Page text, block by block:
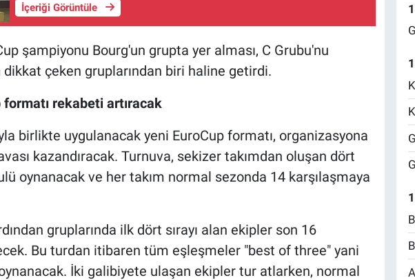
İçeriği Görüntüle
şampiyonu Bourg'un grupta yer alması, C Grubu'nu
çeken gruplarından biri haline getirdi.
rekabeti artıracak
birlikte uygulanacak yeni EuroCup formatı, organizasyona
kazandıracak. Turnuva, sekizer takımdan oluşan dört
oynanacak ve her takım normal sezonda 14 karşılaşmaya
gruplarında ilk dört sırayı alan ekipler son 16
Bu turdan itibaren tüm eşleşmeler "best of three" yani
İki galibiyete ulaşan ekipler tur atlarken, normal